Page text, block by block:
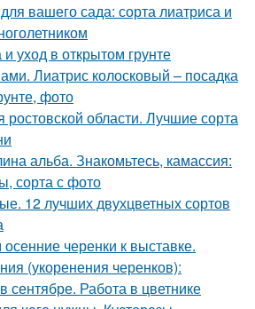
вашего сада: сорта лиатриса и
уход в открытом грунте
Лиатрис колосковый – посадка
фото
области. Лучшие сорта
альба. Знакомьтесь, камассия:
сорта с фото
12 лучших двухцветных сортов
черенки к выставке.
(укоренения черенков):
сентябре. Работа в цветнике